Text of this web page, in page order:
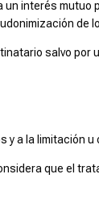
interés
de
salvo por
a la limitación
que el